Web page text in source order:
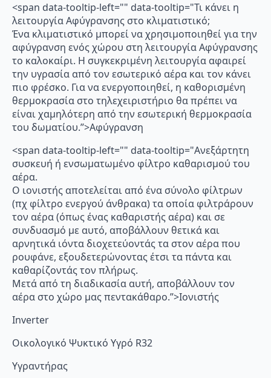
<span data-tooltip-left="" data-tooltip="Τι κάνει η
λειτουργία Αφύγρανσης στο κλιματιστικό;
Ένα κλιματιστικό μπορεί να χρησιμοποιηθεί για την
αφύγρανση ενός χώρου στη λειτουργία Αφύγρανσης
το καλοκαίρι. Η συγκεκριμένη λειτουργία αφαιρεί
την υγρασία από τον εσωτερικό αέρα και τον κάνει
πιο φρέσκο. Για να ενεργοποιηθεί, η καθορισμένη
θερμοκρασία στο τηλεχειριστήριο θα πρέπει να
είναι χαμηλότερη από την εσωτερική θερμοκρασία
του δωματίου.”>Αφύγρανση
<span data-tooltip-left="" data-tooltip="Ανεξάρτητη
συσκευή ή ενσωματωμένο φίλτρο καθαρισμού του
αέρα.
Ο ιονιστής αποτελείται από ένα σύνολο φίλτρων
(πχ φίλτρο ενεργού άνθρακα) τα οποία φιλτράρουν
τον αέρα (όπως ένας καθαριστής αέρα) και σε
συνδυασμό με αυτό, αποβάλλουν θετικά και
αρνητικά ιόντα διοχετεύοντάς τα στον αέρα που
ρουφάνε, εξουδετερώνοντας έτσι τα πάντα και
καθαρίζοντάς τον πλήρως.
Μετά από τη διαδικασία αυτή, αποβάλλουν τον
αέρα στο χώρο μας πεντακάθαρο.”>Ιονιστής
Inverter
Οικολογικό Ψυκτικό Υγρό R32
Υγραντήρας